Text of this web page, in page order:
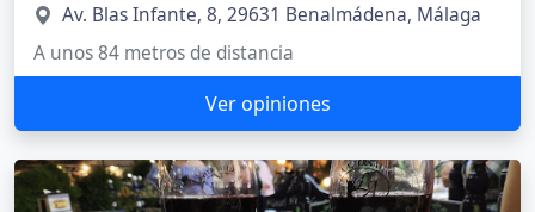
Av. Blas Infante, 8, 29631 Benalmádena, Málaga
A unos 84 metros de distancia
Ver opiniones